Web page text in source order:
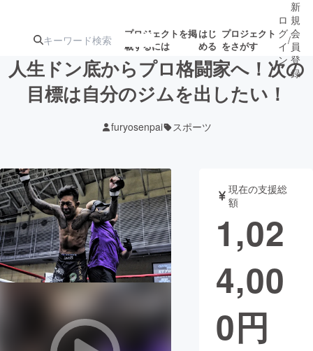
プロジェクトを掲
載するには
はじ
める
プロジェクト
をさがす
ジェクト
ロジェクト
アート・写真 音楽
テクノロジー・ガジェット ゲーム・サ
映像・映画
まちづくり・地域活性化
ロ
グ
イ
ン
/
新
規
会
員
登
録
人生ドン底からプロ格闘家へ！次の
目標は自分のジムを出したい！
furyosenpai スポーツ
現在の支援総
額
1,02
4,00
0円